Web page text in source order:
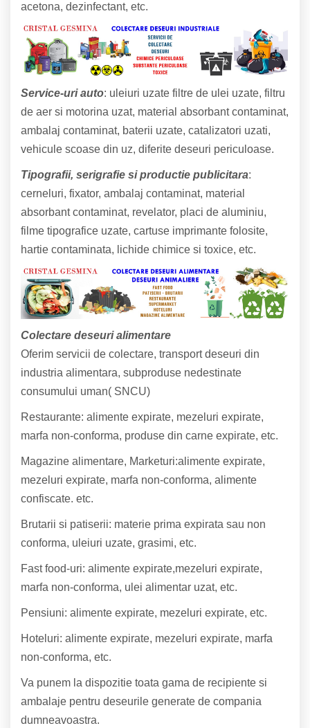
acetona, dezinfectant, etc.
Service-uri auto: uleiuri uzate filtre de ulei uzate, filtru
de aer si motorina uzat, material absorbant contaminat,
ambalaj contaminat, baterii uzate, catalizatori uzati,
vehicule scoase din uz, diferite deseuri periculoase.
Tipografii, serigrafie si productie publicitara:
cerneluri, fixator, ambalaj contaminat, material
absorbant contaminat, revelator, placi de aluminiu,
filme tipografice uzate, cartuse imprimante folosite,
hartie contaminata, lichide chimice si toxice, etc.
Colectare deseuri alimentare
Oferim servicii de colectare, transport deseuri din
industria alimentara, subproduse nedestinate
consumului uman( SNCU)
Restaurante: alimente expirate, mezeluri expirate,
marfa non-conforma, produse din carne expirate, etc.
Magazine alimentare, Marketuri:alimente expirate,
mezeluri expirate, marfa non-conforma, alimente
confiscate. etc.
Brutarii si patiserii: materie prima expirata sau non
conforma, uleiuri uzate, grasimi, etc.
Fast food-uri: alimente expirate,mezeluri expirate,
marfa non-conforma, ulei alimentar uzat, etc.
Pensiuni: alimente expirate, mezeluri expirate, etc.
Hoteluri: alimente expirate, mezeluri expirate, marfa
non-conforma, etc.
Va punem la dispozitie toata gama de recipiente si
ambalaje pentru deseurile generate de compania
dumneavoastra.